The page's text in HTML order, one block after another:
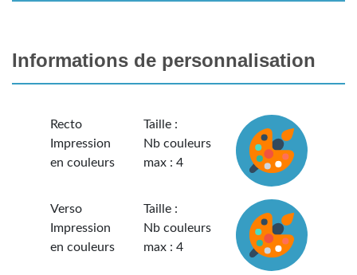
Informations de personnalisation
Recto
Impression
en couleurs
Taille :
Nb couleurs
max : 4
Verso
Impression
en couleurs
Taille :
Nb couleurs
max : 4